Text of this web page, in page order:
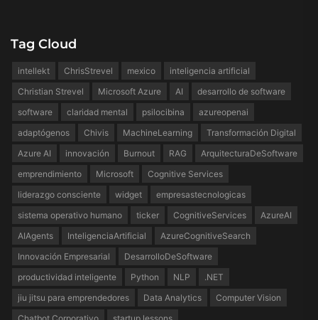
Tag Cloud
intellekt ChrisStrevel mexico
inteligencia artificial
Christian Strevel
Microsoft Azure AI
desarrollo de software
software
claridad mental psilocibina
azureopenai
adaptógenos
Chivis MachineLearning
Transformación Digital
Azure AI
innovación Burnout RAG
ArquitecturaDeSoftware
emprendimiento
Microsoft
Cognitive Services
liderazgo consciente
widget
empresastecnologicas
sistema operativo humano
ticker CognitiveServices
AzureAI
AIAgents
InteligenciaArtificial
AzureCognitiveSearch
Innovación Empresarial
DesarrolloDeSoftware
productividad inteligente
Python NLP
.NET
jiu jitsu para emprendedores
Data Analytics
Computer Vision